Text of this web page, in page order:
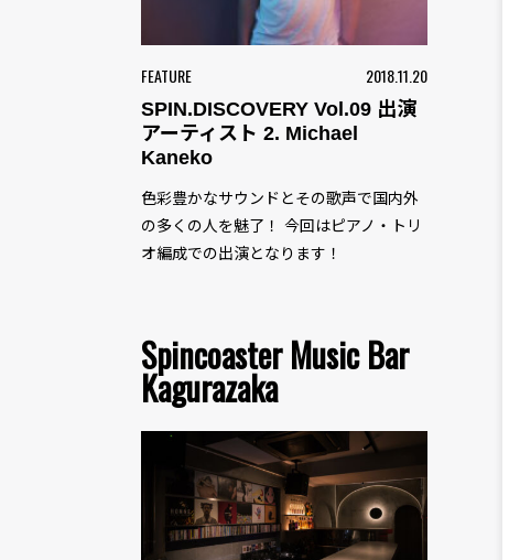
FEATURE 2018.11.20
SPIN.DISCOVERY Vol.09 出演
アーティスト 2. Michael
Kaneko
色彩豊かなサウンドとその歌声で国内外
の多くの人を魅了！ 今回はピアノ・トリ
オ編成での出演となります！
Spincoaster Music Bar
Kagurazaka